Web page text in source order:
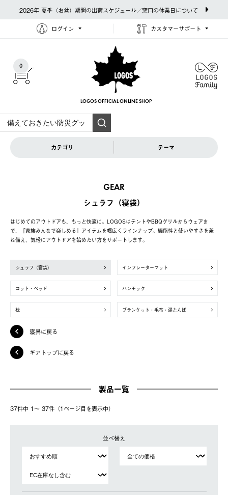
2026年 夏季（お盆）期間の出荷スケジュール／窓口の休業日について
ログイン カスタマーサポート
0
LOGOS OFFICIAL ONLINE SHOP
カテゴリ テーマ
GEAR
シュラフ（寝袋）
はじめてのアウトドアも、もっと快適に。LOGOSはテントやBBQグリルからウェアま
で、「家族みんなで楽しめる」アイテムを幅広くラインナップ。機能性と使いやすさを兼
ね備え、気軽にアウトドアを始めたい方をサポートします。
シュラフ（寝袋） インフレーターマット
コット・ベッド ハンモック
枕 ブランケット・毛布・湯たんぽ
寝具に戻る
ギアトップに戻る
製品一覧
37件中 1〜 37件（1ページ⽬を表⽰中）
並べ替え